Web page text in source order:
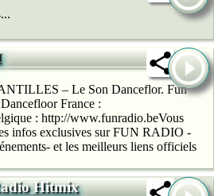
– Le Son Danceflor. Fun
France :
: http://www.funradio.beVous
infos exclusives sur FUN RADIO -
et les meilleurs liens officiels
Hitmix